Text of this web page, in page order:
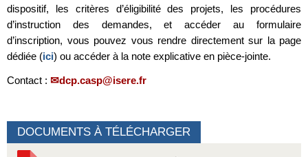
dispositif, les critères d’éligibilité des projets, les procédures
d’instruction des demandes, et accéder au formulaire
d’inscription, vous pouvez vous rendre directement sur la page
dédiée (ici) ou accéder à la note explicative en pièce-jointe.
Contact : dcp.casp@isere.fr
DOCUMENTS À TÉLÉCHARGER